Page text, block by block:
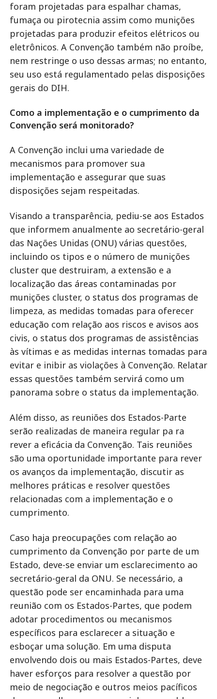
foram projetadas para espalhar chamas,
fumaça ou pirotecnia assim como munições
projetadas para produzir efeitos elétricos ou
eletrônicos. A Convenção também não proíbe,
nem restringe o uso dessas armas; no entanto,
seu uso está regulamentado pelas disposições
gerais do DIH.
Como a implementação e o cumprimento da
Convenção será monitorado?
A Convenção inclui uma variedade de
mecanismos para promover sua
implementação e assegurar que suas
disposições sejam respeitadas.
Visando a transparência, pediu-se aos Estados
que informem anualmente ao secretário-geral
das Nações Unidas (ONU) várias questões,
incluindo os tipos e o número de munições
cluster que destruiram, a extensão e a
localização das áreas contaminadas por
munições cluster, o status dos programas de
limpeza, as medidas tomadas para oferecer
educação com relação aos riscos e avisos aos
civis, o status dos programas de assistências
às vítimas e as medidas internas tomadas para
evitar e inibir as violações à Convenção. Relatar
essas questões também servirá como um
panorama sobre o status da implementação.
Além disso, as reuniões dos Estados-Parte
serão realizadas de maneira regular pa ra
rever a eficácia da Convenção. Tais reuniões
são uma oportunidade importante para rever
os avanços da implementação, discutir as
melhores práticas e resolver questões
relacionadas com a implementação e o
cumprimento.
Caso haja preocupações com relação ao
cumprimento da Convenção por parte de um
Estado, deve-se enviar um esclarecimento ao
secretário-geral da ONU. Se necessário, a
questão pode ser encaminhada para uma
reunião com os Estados-Partes, que podem
adotar procedimentos ou mecanismos
específicos para esclarecer a situação e
esboçar uma solução. Em uma disputa
envolvendo dois ou mais Estados-Partes, deve
haver esforços para resolver a questão por
meio de negociação e outros meios pacíficos